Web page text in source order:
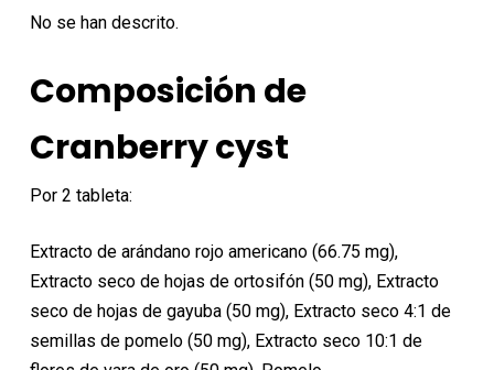
No se han descrito.
Composición de
Cranberry cyst
Por 2 tableta:
Extracto de arándano rojo americano (66.75 mg),
Extracto seco de hojas de ortosifón (50 mg), Extracto
seco de hojas de gayuba (50 mg), Extracto seco 4:1 de
semillas de pomelo (50 mg), Extracto seco 10:1 de